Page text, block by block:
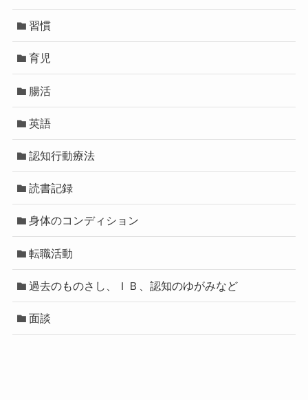
習慣
育児
腸活
英語
認知行動療法
読書記録
身体のコンディション
転職活動
過去のものさし、ＩＢ、認知のゆがみなど
面談